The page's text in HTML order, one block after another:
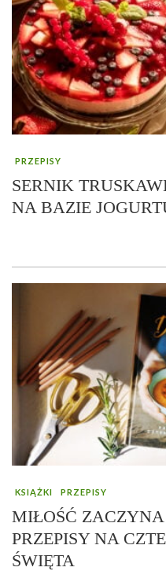
PRZEPISY
SERNIK
NA BAZIE
KSIĄŻKI PRZEPISY
MIŁOŚĆ
PRZEPISY NA
ŚWIĘTA